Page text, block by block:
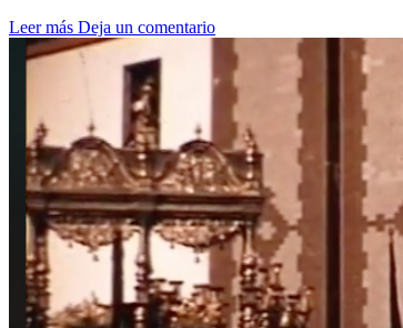
Leer más Deja un comentario